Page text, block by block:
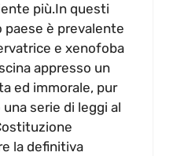
più.In questi
è prevalente
e xenofoba
appresso un
ed immorale, pur
serie di leggi al
la definitiva